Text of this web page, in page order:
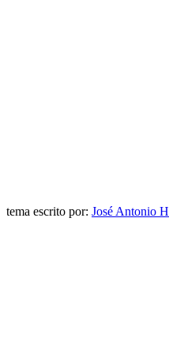
tema escrito por: José Antonio